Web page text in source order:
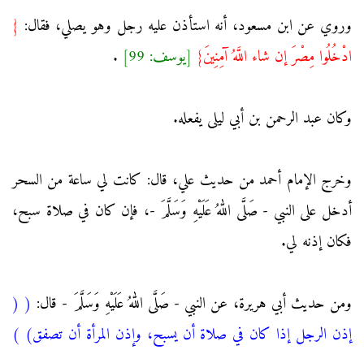
وروي عن ابن مسعود، أنه استأذن عليه رجل وهو يصلي، فقال: {
ادْخُلُوا مِصْرَ إن شاء اللَّهُ آمِنِينَ} [يوسف: 99] .
وكان عبد الرحمن بن أبي ليلى يفعله.
وخرج الإمام أحمد من حديث علي، قال: كانت لي ساعة من السحر
أدخل على النبي - صَلَّى اللهُ عَلَيْهِ وَسَلَّمَ -، فإن كان في صلاة سبح،
فكان إذنه لي.
ومن حديث أبي هريرة، عن النبي - صَلَّى اللهُ عَلَيْهِ وَسَلَّمَ - قال: (
(
إذن الرجل إذا كان في صلاة أن يسبح، وإذن المرأة أن تصفق) )